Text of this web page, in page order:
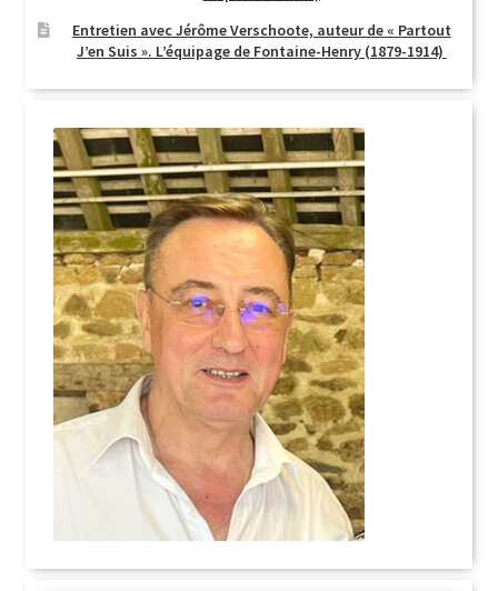
Panier
Politique de confidentialité et cookies
Qui sommes-nous ?
Soutien à Philippe Randa
Suivi de la Commande
Entretien avec Jérôme Verschoote, auteur de « Partout
J’en Suis ». L’équipage de Fontaine-Henry (1879-1914)